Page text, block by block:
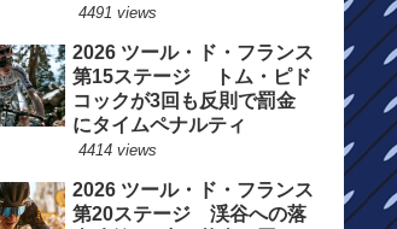
ーの離脱を惜しむ
4491 views
2026 ツール・ド・フランス
第15ステージ トム・ピド
コックが3回も反則で罰金
にタイムペナルティ
4414 views
2026 ツール・ド・フランス
第20ステージ 渓谷への落